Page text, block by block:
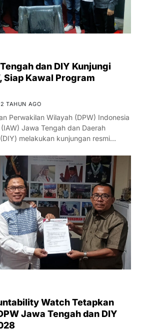
dan DIY Kunjungi
Siap Kawal Program
2 TAHUN AGO
Perwakilan Wilayah (DPW) Indonesia
Jawa Tengah dan Daerah
melakukan kunjungan resmi…
Watch Tetapkan
Jawa Tengah dan DIY